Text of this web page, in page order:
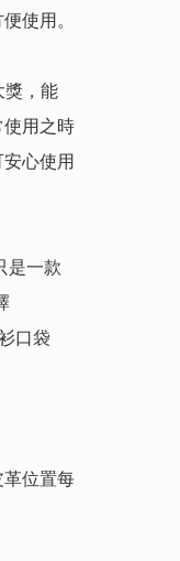
使用。
獎，能
使用之時
心使用
是一款
口袋
位置每